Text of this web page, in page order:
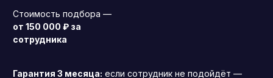
Стоимость подбора —
от 150 000 ₽ за
сотрудника
Гарантия 3 месяца: если сотрудник не подойдёт —